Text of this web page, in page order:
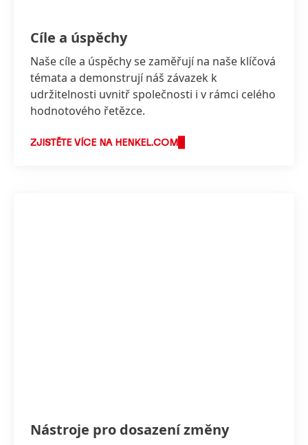
Cíle a úspěchy
Naše cíle a úspěchy se zaměřují na naše klíčová
témata a demonstrují náš závazek k
udržitelnosti uvnitř společnosti i v rámci celého
hodnotového řetězce.
ZJISTĚTE VÍCE NA HENKEL.COM
Nástroje pro dosazení změny